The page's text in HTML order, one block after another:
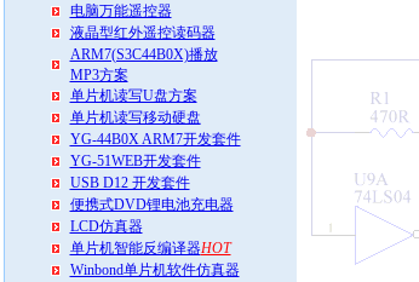
电脑万能遥控器
液晶型红外遥控读码器
ARM7(S3C44B0X)播放
MP3方案
单片机读写U盘方案
单片机读写移动硬盘
YG-44B0X ARM7开发套件
YG-51WEB开发套件
USB D12 开发套件
便携式DVD锂电池充电器
LCD仿真器
单片机智能反编译器HOT
Winbond单片机软件仿真器